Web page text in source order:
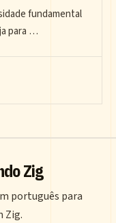
fundamental
para …
Zig
português para
Zig.